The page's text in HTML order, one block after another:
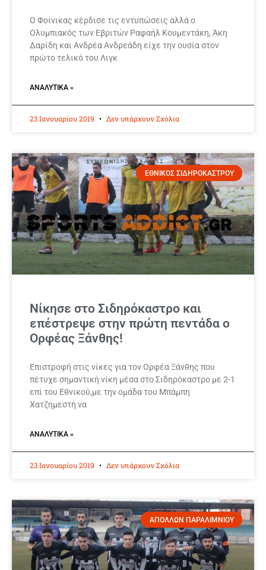
Ο Φοίνικας κέρδισε τις εντυπώσεις αλλά ο
Ολυμπιακός των Εβριτών Ραφαήλ Κουμεντάκη, Άκη
Δαρίδη και Ανδρέα Ανδρεάδη είχε την ουσία στον
πρώτο τελικό του Λιγκ
ΑΝΑΛΥΤΙΚΆ »
23 Ιανουαρίου 2019 Δεν υπάρχουν Σχόλια
ΕΘΝΙΚΟΣ ΣΙΔΗΡΟΚΑΣΤΡΟΥ
Νίκησε στο Σιδηρόκαστρο και
επέστρεψε στην πρώτη πεντάδα ο
Ορφέας Ξάνθης!
Επιστροφή στις νίκες για τον Ορφέα Ξάνθης που
πέτυχε σημαντική νίκη μέσα στο Σιδηρόκαστρο με 2-1
επί του Εθνικού,με την ομάδα του Μπάμπη
Χατζημεστή να
ΑΝΑΛΥΤΙΚΆ »
23 Ιανουαρίου 2019 Δεν υπάρχουν Σχόλια
ΑΠΟΛΛΩΝ ΠΑΡΑΛΙΜΝΙΟΥ